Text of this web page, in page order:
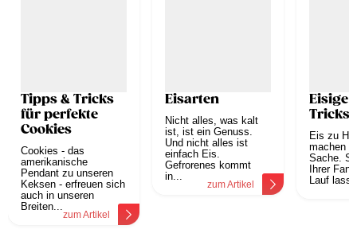
Tipps & Tricks
für perfekte
Cookies
Cookies - das
amerikanische
Pendant zu unseren
Keksen - erfreuen sich
auch in unseren
Breiten...
zum Artikel
Eisarten
Nicht alles, was kalt
ist, ist ein Genuss.
Und nicht alles ist
einfach Eis.
Gefrorenes kommt
in...
zum Artikel
Eisige
Tricks
Eis zu
machen
Sache.
Ihrer
Lauf